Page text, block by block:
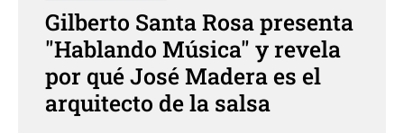
Gilberto Santa Rosa presenta
"Hablando Música" y revela
por qué José Madera es el
arquitecto de la salsa